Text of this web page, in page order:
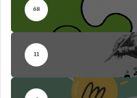
68
11